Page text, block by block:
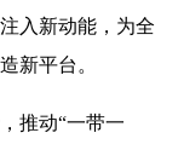
入新动能，为全
新平台。
推动“一带一